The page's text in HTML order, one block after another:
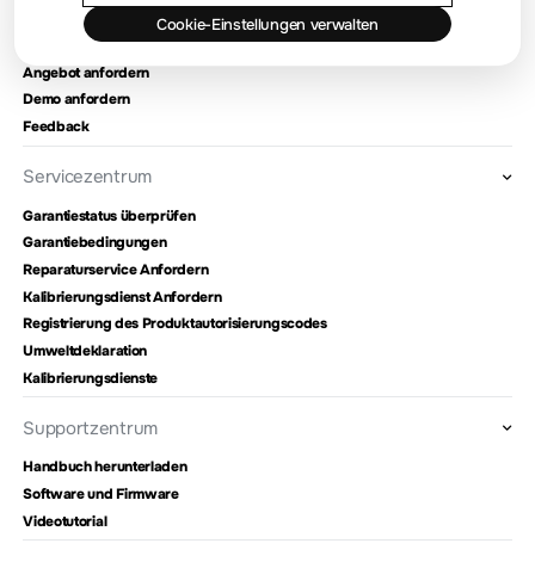
Cookie-Einstellungen verwalten
Kontaktieren Sie uns
Angebot anfordern
Demo anfordern
Feedback
Servicezentrum
Garantiestatus überprüfen
Garantiebedingungen
Reparaturservice Anfordern
Kalibrierungsdienst Anfordern
Registrierung des Produktautorisierungscodes
Umweltdeklaration
Kalibrierungsdienste
Supportzentrum
Handbuch herunterladen
Software und Firmware
Videotutorial